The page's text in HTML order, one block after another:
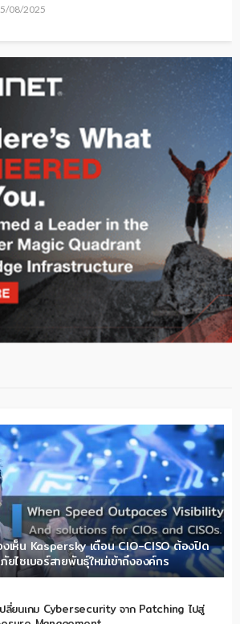
08/2025
งเห็น Kaspersky เตือน CIO-CISO ต้องปิด
ไซเบอร์สายพันธุ์ใหม่เข้าถึงองค์กร
ลี่ยนเกม Cybersecurity จาก Patching ไปสู่